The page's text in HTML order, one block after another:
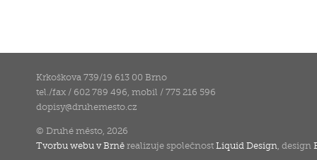
Krkoškova 739/19 613 00 Brno
tel./fax / 602 789 496, mobil / 775 216 596
dopisy@druhemesto.cz
© Druhé město, 2026
Tvorbu webu v Brně realizuje společnostLiquid Design , design